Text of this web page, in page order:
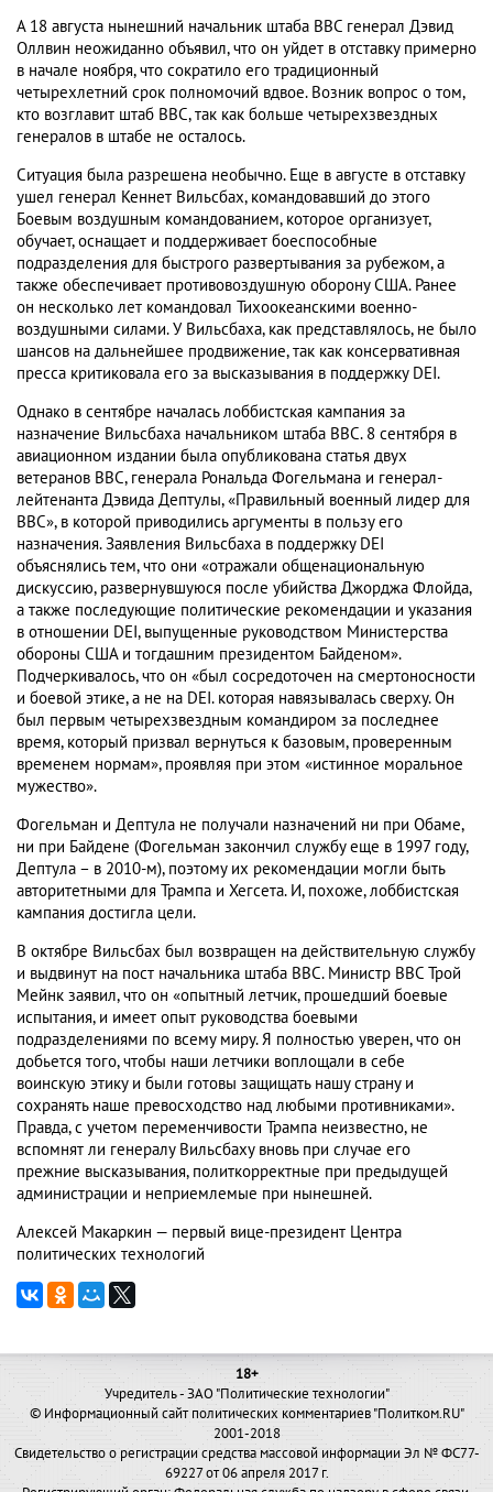
А 18 августа нынешний начальник штаба ВВС генерал Дэвид
Оллвин неожиданно объявил, что он уйдет в отставку примерно
в начале ноября, что сократило его традиционный
четырехлетний срок полномочий вдвое. Возник вопрос о том,
кто возглавит штаб ВВС, так как больше четырехзвездных
генералов в штабе не осталось.
Ситуация была разрешена необычно. Еще в августе в отставку
ушел генерал Кеннет Вильсбах, командовавший до этого
Боевым воздушным командованием, которое организует,
обучает, оснащает и поддерживает боеспособные
подразделения для быстрого развертывания за рубежом, а
также обеспечивает противовоздушную оборону США. Ранее
он несколько лет командовал Тихоокеанскими военно-
воздушными силами. У Вильсбаха, как представлялось, не было
шансов на дальнейшее продвижение, так как консервативная
пресса критиковала его за высказывания в поддержку DEI.
Однако в сентябре началась лоббистская кампания за
назначение Вильсбаха начальником штаба ВВС. 8 сентября в
авиационном издании была опубликована статья двух
ветеранов ВВС, генерала Рональда Фогельмана и генерал-
лейтенанта Дэвида Дептулы, «Правильный военный лидер для
ВВС», в которой приводились аргументы в пользу его
назначения. Заявления Вильсбаха в поддержку DEI
объяснялись тем, что они «отражали общенациональную
дискуссию, развернувшуюся после убийства Джорджа Флойда,
а также последующие политические рекомендации и указания
в отношении DEI, выпущенные руководством Министерства
обороны США и тогдашним президентом Байденом».
Подчеркивалось, что он «был сосредоточен на смертоносности
и боевой этике, а не на DEI. которая навязывалась сверху. Он
был первым четырехзвездным командиром за последнее
время, который призвал вернуться к базовым, проверенным
временем нормам», проявляя при этом «истинное моральное
мужество».
Фогельман и Дептула не получали назначений ни при Обаме,
ни при Байдене (Фогельман закончил службу еще в 1997 году,
Дептула – в 2010-м), поэтому их рекомендации могли быть
авторитетными для Трампа и Хегсета. И, похоже, лоббистская
кампания достигла цели.
В октябре Вильсбах был возвращен на действительную службу
и выдвинут на пост начальника штаба ВВС. Министр ВВС Трой
Мейнк заявил, что он «опытный летчик, прошедший боевые
испытания, и имеет опыт руководства боевыми
подразделениями по всему миру. Я полностью уверен, что он
добьется того, чтобы наши летчики воплощали в себе
воинскую этику и были готовы защищать нашу страну и
сохранять наше превосходство над любыми противниками».
Правда, с учетом переменчивости Трампа неизвестно, не
вспомнят ли генералу Вильсбаху вновь при случае его
прежние высказывания, политкорректные при предыдущей
администрации и неприемлемые при нынешней.
Алексей Макаркин — первый вице-президент Центра
политических технологий
18+
Учредитель - ЗАО "Политические технологии"
© Информационный сайт политических комментариев "Политком.RU"
2001-2018
Свидетельство о регистрации средства массовой информации Эл № ФС77-
69227 от 06 апреля 2017 г.